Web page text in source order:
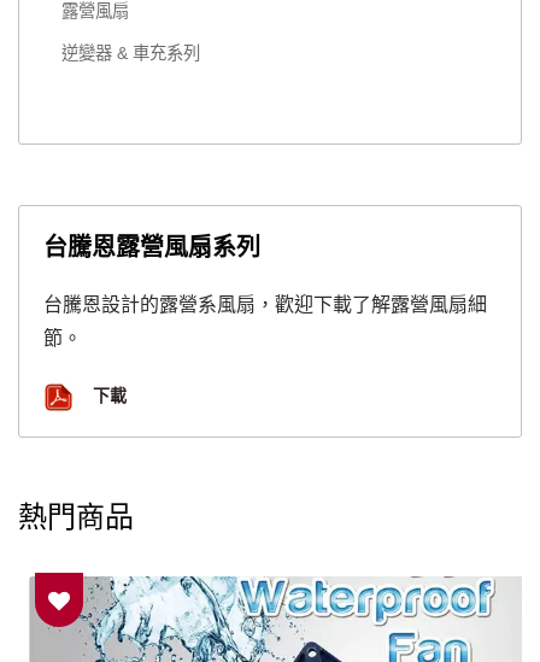
露營風扇
逆變器 & 車充系列
台騰恩露營風扇系列
台騰恩設計的露營系風扇，歡迎下載了解露營風扇細
節。
下載
熱門商品